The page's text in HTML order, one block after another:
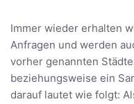
Immer wieder erhalten
Anfragen und werden
vorher genannten
beziehungsweise ein
darauf lautet wie folgt: